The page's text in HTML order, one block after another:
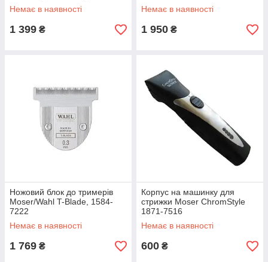
Немає в наявності
1 399 ₴
Немає в наявності
1 950 ₴
Ножовий блок до тримерів
Moser/Wahl T-Blade, 1584-
7222
Немає в наявності
1 769 ₴
Корпус на машинку для
стрижки Moser ChromStyle
1871-7516
Немає в наявності
600 ₴